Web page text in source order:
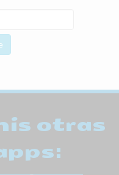
otras